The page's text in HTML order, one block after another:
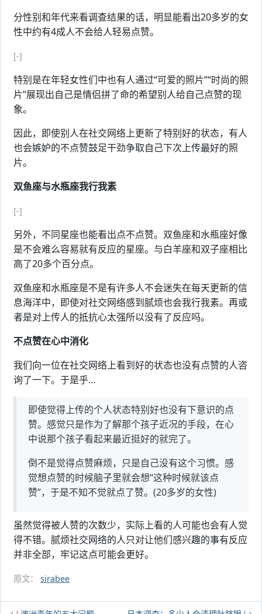
分性别和年代来看调查结果的话，明显能看出20多岁的女
性中约有4成人不会给人轻易点赞。
[-]
特别是在年轻女性们中也有人通过“可爱的照片”“时尚的照
片”展现出自己是情侣拼了命的希望别人给自己点赞的现
象。
因此，即使别人在社交网络上更新了特别好的状态，有人
也会嫉妒的不点赞鼓足干劲争取自己下次上传最好的照
片。
双鱼座与水瓶座我行我素
[-]
另外，不同星座也能看出点不点赞。双鱼座和水瓶座好像
是不会难么容易就有反应的星座。与白羊座和双子座相比
高了20多个百分点。
双鱼座和水瓶座是不是有许多人不会迷失在每天更新的信
息海洋中，即使对社交网络感到腻烦也会我行我素。再或
者是对上传人的抵抗心太强所以没有了反应吗。
不点赞在心中消化
我们向一位在社交网络上看到好的状态也没有点赞的人咨
询了一下。于是乎...
即使觉得上传的个人状态特别好也没有下意识的点
赞。感觉只是作为了解那个孩子近况的手段，在心
中说那个孩子看起来最近挺好的就完了。
倒不是觉得点赞麻烦，只是自己没有这个习惯。感
觉想点赞的时候脑子里就会想“这种时候就该点
赞”，于是不知不觉就点了赞。(20多岁的女性)
虽然觉得被人赞的次数少，实际上看的人可能也会有人觉
得不错。腻烦社交网络的人只对让他们感兴趣的事有反应
并非全部，牢记这点可能会更好。
原文： sirabee